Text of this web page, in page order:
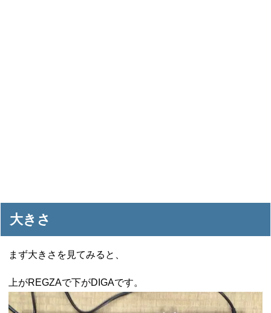
大きさ
まず大きさを見てみると、
上がREGZAで下がDIGAです。